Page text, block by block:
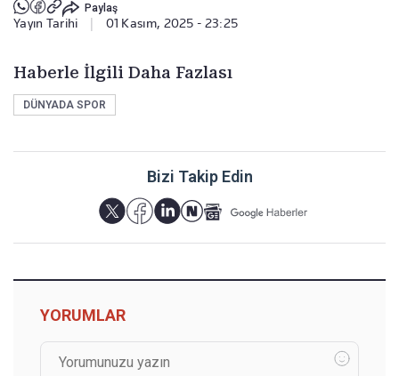
Paylaş
Yayın Tarihi 01 Kasım, 2025 - 23:25
Haberle İlgili Daha Fazlası
DÜNYADA SPOR
Bizi Takip Edin
YORUMLAR